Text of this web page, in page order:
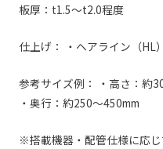
板厚：t1.5〜t2.0程度
仕上げ： ・ヘアライン（HL
参考サイズ例： ・高さ：約
・奥行：約250〜450mm
※搭載機器・配管仕様に応